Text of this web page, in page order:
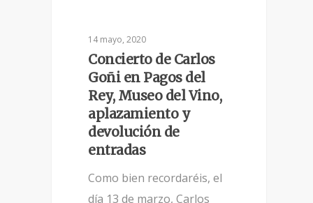
14 mayo, 2020
Concierto de Carlos
Goñi en Pagos del
Rey, Museo del Vino,
aplazamiento y
devolución de
entradas
Como bien recordaréis, el
día 13 de marzo, Carlos